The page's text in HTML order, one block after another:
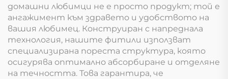
домашни любимци не е просто продукт; той е
ангажимент към здравето и удобството на
вашия любимец. Конструиран с напреднала
технология, нашите фитили използват
специализирана пореста структура, която
осигурява оптимално абсорбиране и отделяне
на течността. Това гарантира, че